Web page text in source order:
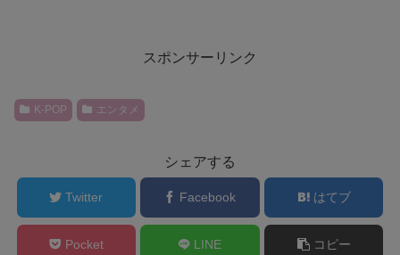
スポンサーリンク
K-POP エンタメ
シェアする
Twitter Facebook はてブ
Pocket LINE コピー